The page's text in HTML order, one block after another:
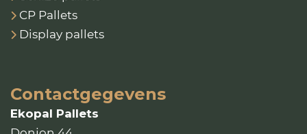
CP Pallets
Display pallets
Contactgegevens
Ekopal Pallets